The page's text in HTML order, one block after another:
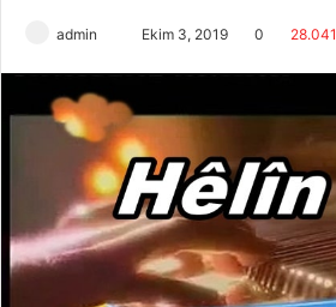
admin
e
-
p
o
s
Ekim 3, 2019 0 28.041